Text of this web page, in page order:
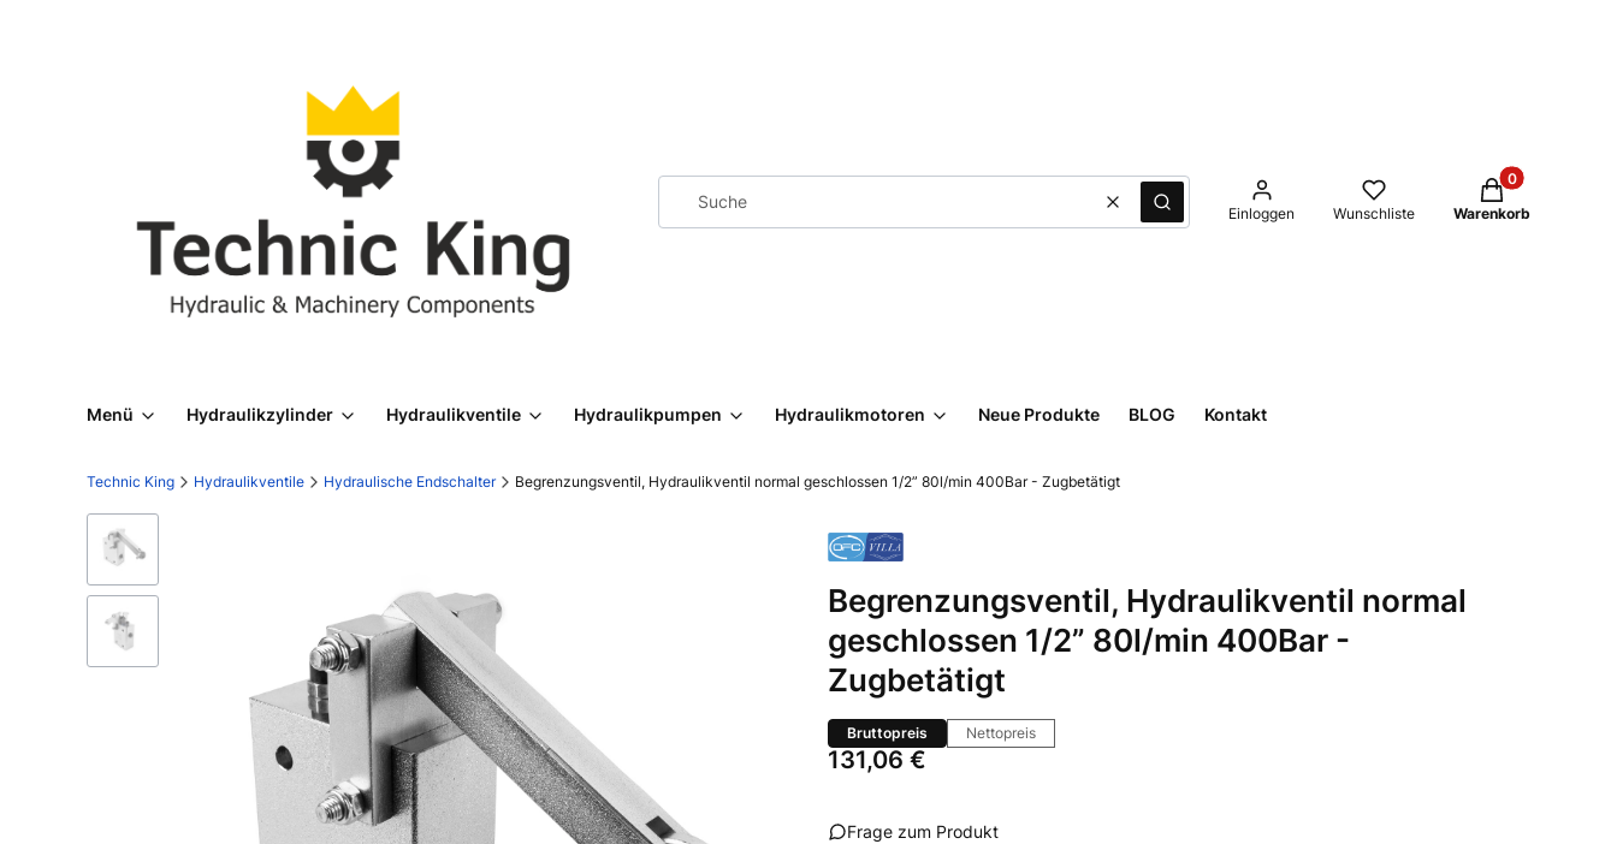
LöschenSuche Einloggen Wunschliste
Produkte im
Warenkorb
Menü Hydraulikzylinder Hydraulikventile Hydraulikpumpen Hydraulikmotoren Neue Produkte BLOG Kontakt
Technic King Hydraulikventile Hydraulische Endschalter Begrenzungsventil, Hydraulikventil normal geschlossen 1/2” 80l/min 400Bar - Zugbetätigt
Begrenzungsventil, Hydraulikventil normal
geschlossen 1/2” 80l/min 400Bar -
Zugbetätigt
Bruttopreis Nettopreis
Preis
131,06 €
Frage zum Produkt